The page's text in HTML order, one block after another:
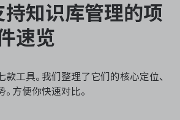
知识库管理的项
速览
工具。我们整理了它们的核心定位、
方便你快速对比。